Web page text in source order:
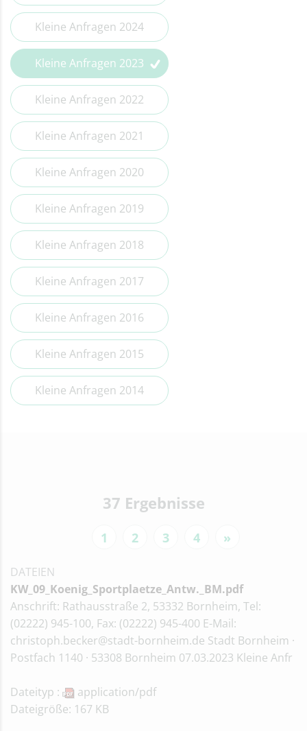
Kleine Anfragen 2014
Kleine Anfragen 2024
Kleine Anfragen 2023
Kleine Anfragen 2022
Kleine Anfragen 2021
Kleine Anfragen 2020
Kleine Anfragen 2019
Kleine Anfragen 2018
Kleine Anfragen 2017
Kleine Anfragen 2016
Kleine Anfragen 2015
Kleine Anfragen 2014
37 Ergebnisse
1 2 3 4 »
DATEIEN
KW_09_Koenig_Sportplaetze_Antw._BM.pdf
Anschrift: Rathausstraße 2, 53332 Bornheim, Tel:
(02222) 945-100, Fax: (02222) 945-400 E-Mail:
christoph.becker@stadt-bornheim.de Stadt Bornheim ·
Postfach 1140 · 53308 Bornheim 07.03.2023 Kleine Anfr
Dateityp :
application/pdf
Dateigröße: 167 KB